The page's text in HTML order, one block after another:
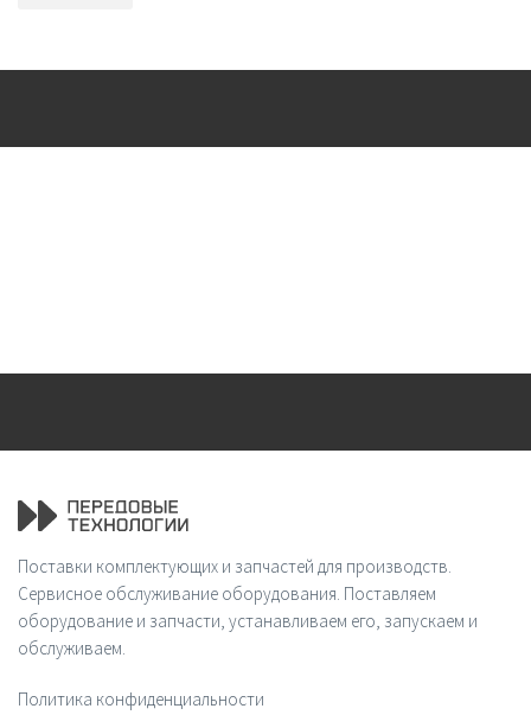
Поставки комплектующих и запчастей для производств.
Сервисное обслуживание оборудования. Поставляем
оборудование и запчасти, устанавливаем его, запускаем и
обслуживаем.
Политика конфиденциальности